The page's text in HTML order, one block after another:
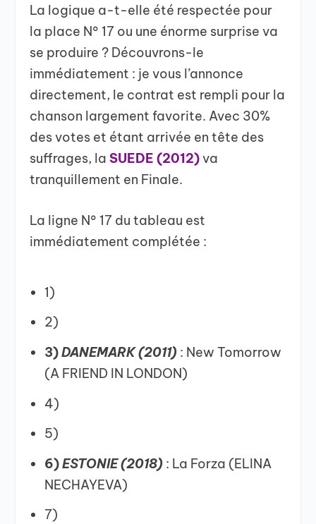
La logique a-t-elle été respectée pour
la place N° 17 ou une énorme surprise va
se produire ? Découvrons-le
immédiatement : je vous l’annonce
directement, le contrat est rempli pour la
chanson largement favorite. Avec 30%
des votes et étant arrivée en tête des
suffrages, laSUEDE (2012)va
tranquillement en Finale.
La ligne N° 17 du tableau est
immédiatement complétée :
1)
2)
3)DANEMARK (2011): New Tomorrow
(A FRIEND IN LONDON)
4)
5)
6)ESTONIE (2018): La Forza (ELINA
NECHAYEVA)
7)